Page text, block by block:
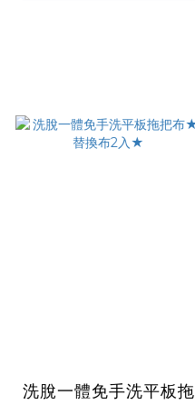
洗脫一體免手洗平板拖